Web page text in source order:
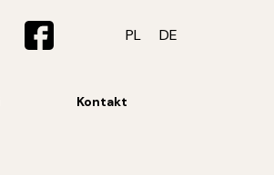
PL DE
Kontakt